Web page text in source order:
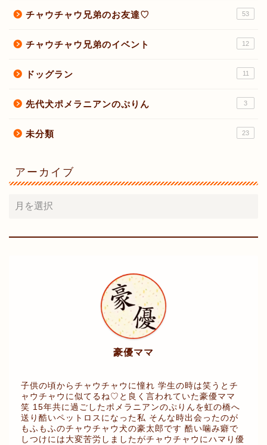
チャウチャウ兄弟のお友達♡ 53
チャウチャウ兄弟のイベント 12
ドッグラン 11
先代犬ポメラニアンのぷりん 3
未分類 23
アーカイブ
豪優ママ
子供の頃からチャウチャウに憧れ 学生の時は笑うとチ
ャウチャウに似てるね♡と良く言われていた豪優ママ
笑 15年共に過ごしたポメラニアンのぷりんを虹の橋へ
送り酷いペットロスになった私 そんな時出会ったのが
もふもふのチャウチャウ犬の豪太郎です 酷い噛み癖で
しつけには大変苦労しましたがチャウチャウにハマり優